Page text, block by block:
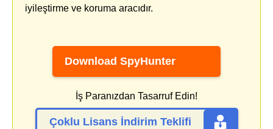
iyileştirme ve koruma aracıdır.
Download SpyHunter
İş Paranızdan Tasarruf Edin!
Çoklu Lisans İndirim Teklifi